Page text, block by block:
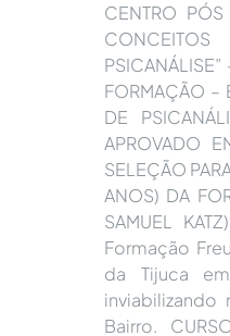
CENTRO
FORMAÇÃO –
DE
APROVADO
SELEÇÃO
ANOS) DA
SAMUEL
Formação
da Tijuca
Bairro.